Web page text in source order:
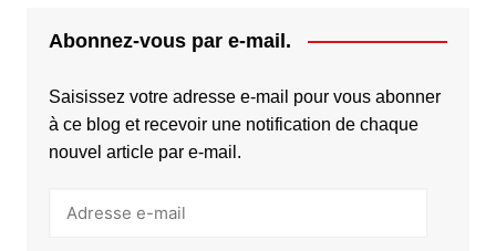
Abonnez-vous par e-mail.
Saisissez votre adresse e-mail pour vous abonner
à ce blog et recevoir une notification de chaque
nouvel article par e-mail.